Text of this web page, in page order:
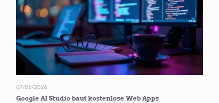
07/08/2026
Google AI Studio baut kostenlose Web Apps